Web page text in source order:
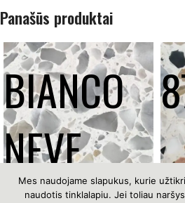
Panašūs produktai
BIANCO
NEVE
Mes naudojame slapukus, kurie
naudotis tinklalapiu. Jei toliau